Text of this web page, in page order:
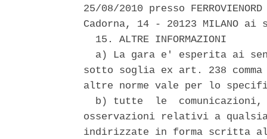
25/08/2010 presso
Cadorna, 14 - 20123 MILANO
  15. ALTRE INFORMAZIONI
a) La gara e' esperita ai
sotto soglia ex art. 238
altre norme vale per lo
b) tutte  le
osservazioni relativi a
indirizzate in forma scritta al